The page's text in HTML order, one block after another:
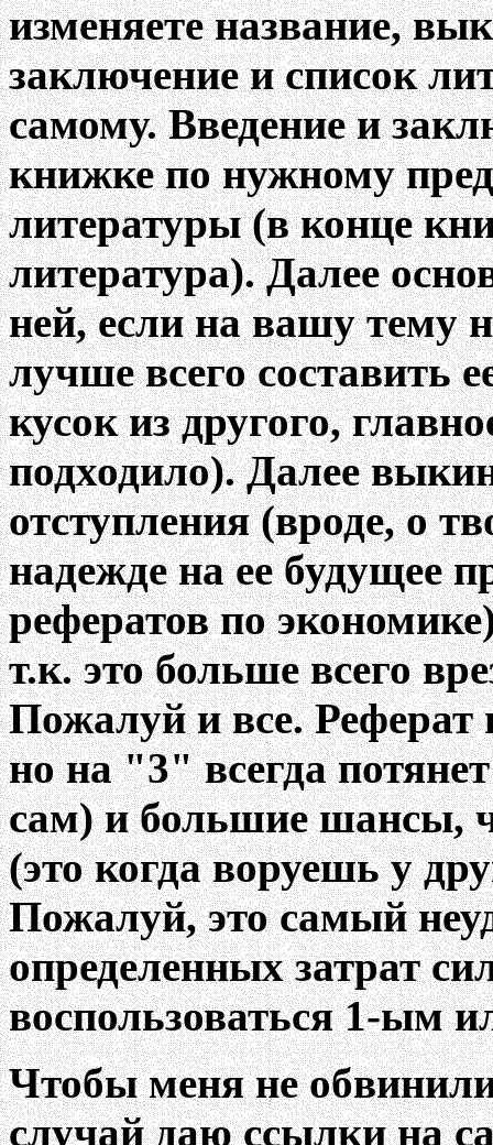
изменяете название,
заключение и список
самому. Введение и
книжке по нужному
литературы (в конце
литература). Далее
ней, если на вашу тему
лучше всего составить
кусок из другого,
подходило). Далее
отступления (вроде, о
надежде на ее будущее
рефератов по
т.к. это больше всего
Пожалуй и все. Реферат
но на "3" всегда
сам) и большие шансы,
(это когда воруешь у
Пожалуй, это самый
определенных затрат
воспользоваться 1-ым
Чтобы меня не
случай даю ссылки на